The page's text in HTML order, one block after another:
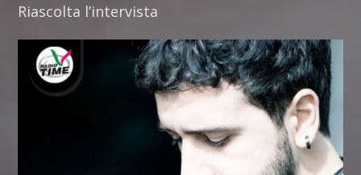
Riascolta l’intervista